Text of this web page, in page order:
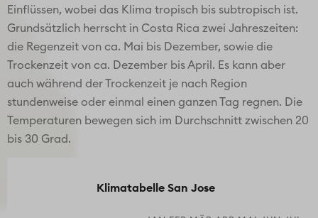
Einflüssen, wobei das Klima tropisch bis subtropisch ist.
Grundsätzlich herrscht in Costa Rica zwei Jahreszeiten:
die Regenzeit von ca. Mai bis Dezember, sowie die
Trockenzeit von ca. Dezember bis April. Es kann aber
auch während der Trockenzeit je nach Region
stundenweise oder einmal einen ganzen Tag regnen. Die
Temperaturen bewegen sich im Durchschnitt zwischen 20
bis 30 Grad.
Klimatabelle San Jose